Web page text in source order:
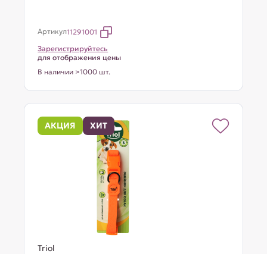
Артикул11291001
Зарегистрируйтесь
для отображения цены
В наличии >1000 шт.
АКЦИЯ ХИТ
Triol